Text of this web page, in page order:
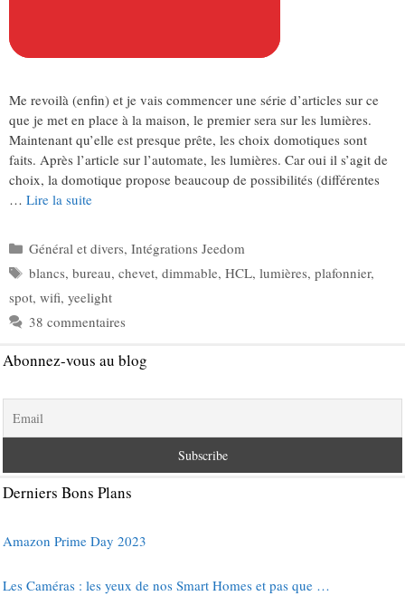
Me revoilà (enfin) et je vais commencer une série d’articles sur ce
que je met en place à la maison, le premier sera sur les lumières.
Maintenant qu’elle est presque prête, les choix domotiques sont
faits. Après l’article sur l’automate, les lumières. Car oui il s’agit de
choix, la domotique propose beaucoup de possibilités (différentes
… Lire la suite
Catégories
Général et divers, Intégrations Jeedom
Étiquettes
blancs, bureau, chevet, dimmable, HCL, lumières, plafonnier,
spot, wifi, yeelight
38 commentaires
Abonnez-vous au blog
Derniers Bons Plans
Amazon Prime Day 2023
Les Caméras : les yeux de nos Smart Homes et pas que …